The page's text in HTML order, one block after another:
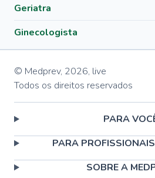
Geriatra
Ginecologista
© Medprev, 2026, live
Todos os direitos reservados
PARA
PARA
SOBRE A